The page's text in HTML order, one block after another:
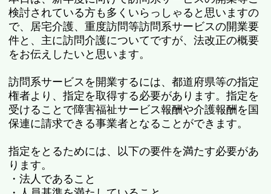
検討されている方も多くいらっしゃると思いますの
で、居宅介護、重度訪問等訪問系サービスの開業要
件と、主に訪問介護についてですが、法改正の概要
をお伝えしたいと思います。
訪問系サービスを開業するには、都道府県等の指定
権者より、指定を取得する必要があります。指定を
受けることで障害福祉サービス報酬や介護報酬を国
保連に請求できる事業者となることができます。
指定をとるためには、以下の要件を満たす必要があ
ります。
・法人であること